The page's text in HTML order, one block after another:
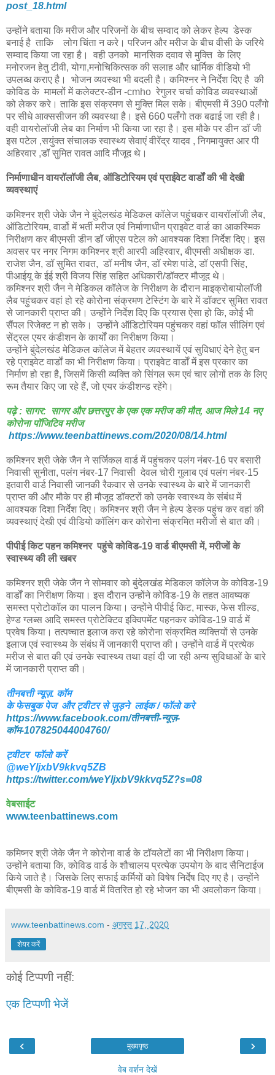
post_18.html
उन्होंने बताया कि मरीज और परिजनों के बीच सम्वाद को लेकर हेल्प डेस्क
बनाई है ताकि लोग चिंता न करे। परिजन और मरीज के बीच वीसी के जरिये
सम्वाद किया जा रहा है। वही उनको मानसिक दवाव से मुक्ति के लिए
मनोरजन हेतु टीवी, योगा,मनोचिकित्सक की सलाह और धार्मिक वीडियो भी
उपलब्ध कराए है। भोजन व्यवस्था भी बदली है। कमिश्नर ने निर्देश दिए है की
कोविड के मामलों में कलेक्टर-डीन -cmho रेगुलर चर्चा कोविड व्यवस्थाओं
को लेकर करे। ताकि इस संक्रमण से मुक्ति मिल सके। बीएमसी में 390 पलँगो
पर सीधे आक्ससीजन की व्यवस्था है। इसे 660 पलँगो तक बढाई जा रही है।
वही वायरोलॉजी लेब का निर्माण भी किया जा रहा है। इस मौके पर डीन डॉ जी
इस पटेल ,सयुंक्त संचालक स्वास्थ्य सेवाएं वीरेंद्र यादव , निगमायुक्त आर पी
अहिरवार ,डॉ सुमित रावत आदि मौजूद थे।
निर्माणाधीन वायरॉलॉजी लैब, ऑडिटोरियम एवं प्राईवेट वार्डों की भी देखी
व्यवस्थाएं
कमिश्नर श्री जेके जैन ने बुंदेलखंड मेडिकल कॉलेज पहुंचकर वायरॉलॉजी लैब,
ऑडिटोरियम, वार्डो में भर्ती मरीज एवं निर्माणाधीन प्राइवेट वार्ड का आकस्मिक
निरीक्षण कर बीएमसी डीन डॉ जीएस पटेल को आवश्यक दिशा निर्देश दिए। इस
अवसर पर नगर निगम कमिश्नर श्री आरपी अहिरवार, बीएमसी अधीक्षक डा.
राजेश जैन, डॉ सुमित रावत, डॉ मनीष जैन, डॉ रमेश पांडे, डॉ एसपी सिंह,
पीआईयू के ईई श्री विजय सिंह सहित अधिकारी/डॉक्टर मौजूद थे।
कमिश्नर श्री जैन ने मेडिकल कॉलेज के निरीक्षण के दौरान माइक्रोबायोलॉजी
लैब पहुंचकर वहां हो रहे कोरोना संक्रमण टेस्टिंग के बारे में डॉक्टर सुमित रावत
से जानकारी प्राप्त की। उन्होंने निर्देश दिए कि प्रयास ऐसा हो कि, कोई भी
सैंपल रिजेक्ट न हो सके। उन्होंने ऑडिटोरियम पहुंचकर वहां फॉल सीलिंग एवं
सेंट्रल एयर कंडीशन के कार्यों का निरीक्षण किया।
उन्होंने बुंदेलखंड मेडिकल कॉलेज में बेहतर व्यवस्थायें एवं सुविधाएं देने हेतु बन
रहे प्राइवेट वार्डों का भी निरीक्षण किया। प्राइवेट वार्डों में इस प्रकार का
निर्माण हो रहा है, जिसमें किसी व्यक्ति को सिंगल रूम एवं चार लोगों तक के लिए
रूम तैयार किए जा रहे हैं, जो एयर कंडीशन्ड रहेंगे।
पढ़े : सागर: सागर और छत्तरपुर के एक एक मरीज की मौत, आज मिले 14 नए
कोरोना पॉजिटिव मरीज
https://www.teenbattinews.com/2020/08/14.html
कमिश्नर श्री जेके जैन ने सर्जिकल वार्ड में पहुंचकर पलंग नंबर-16 पर बसारी
निवासी सुनीता, पलंग नंबर-17 निवासी देवल चोरी गुलाब एवं पलंग नंबर-15
इतवारी वार्ड निवासी जानकी रैकवार से उनके स्वास्थ्य के बारे में जानकारी
प्राप्त की और मौके पर ही मौजूद डॉक्टरों को उनके स्वास्थ्य के संबंध में
आवश्यक दिशा निर्देश दिए। कमिश्नर श्री जैन ने हेल्प डेस्क पहुंच कर वहां की
व्यवस्थाएं देखी एवं वीडियो कॉलिंग कर कोरोना संक्रमित मरीजों से बात की।
पीपीई किट पहन कमिश्नर पहुंचे कोविड-19 वार्ड बीएमसी में, मरीजों के
स्वास्थ्य की ली खबर
कमिश्नर श्री जेके जैन ने सोमवार को बुंदेलखंड मेडिकल कॉलेज के कोविड-19
वार्डों का निरीक्षण किया। इस दौरान उन्होंने कोविड-19 के तहत आवष्यक
समस्त प्रोटोकॉल का पालन किया। उन्होंने पीपीई किट, मास्क, फेस शील्ड,
हेण्ड ग्लब्स आदि समस्त प्रोटेक्टिव इक्विपमेंट पहनकर कोविड-19 वार्ड में
प्रवेष किया। तत्पष्चात इलाज करा रहे कोरोना संक्रमित व्यक्तियों से उनके
इलाज एवं स्वास्थ्य के संबंध में जानकारी प्राप्त की। उन्होंने वार्ड में प्रत्येक
मरीज से बात की एवं उनके स्वास्थ्य तथा वहां दी जा रही अन्य सुविधाओं के बारे
में जानकारी प्राप्त की।
तीनबत्ती न्यूज़. कॉम
के फेसबुक पेज और ट्वीटर से जुड़ने लाईक / फॉलो करे
https://www.facebook.com/तीनबत्ती-न्यूज़-
कॉम-107825044004760/
ट्वीटर फॉलो करें
@weYljxbV9kkvq5ZB
https://twitter.com/weYljxbV9kkvq5Z?s=08
वेबसाईट
www.teenbattinews.com
कमिष्नर श्री जेके जैन ने कोरोना वार्ड के टॉयलेटों का भी निरीक्षण किया।
उन्होंने बताया कि, कोविड वार्ड के शौचालय प्रत्येक उपयोग के बाद सैनिटाईज
किये जाते है। जिसके लिए सफाई कर्मियों को विषेष निर्देष दिए गए है। उन्होंने
बीएमसी के कोविड-19 वार्ड में वितरित हो रहे भोजन का भी अवलोकन किया।
www.teenbattinews.com - अगस्त 17, 2020
शेयर करें
कोई टिप्पणी नहीं:
एक टिप्पणी भेजें
‹ ›
मुख्यपृष्ठ
वेब वर्शन देखें